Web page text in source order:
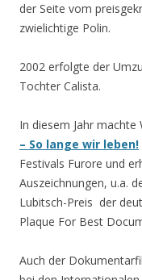
der Seite vom
zwielichtige Polin.
2002 erfolgte der
Tochter Calista.
In diesem Jahr
– So lange wir leben!
Festivals Furore und
Auszeichnungen, u.a.
Lubitsch-Preis der
Plaque For Best
Auch der